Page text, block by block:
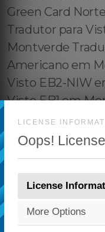
LICENSE
Oops!
License
More Options